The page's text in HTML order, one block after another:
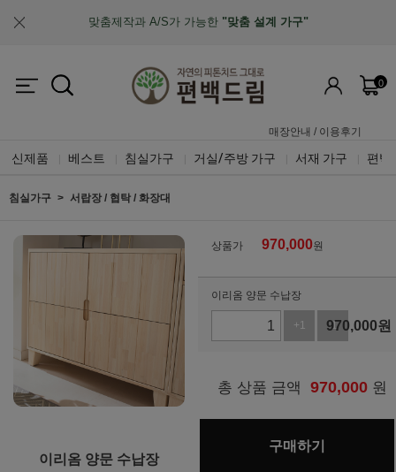
업계최초, 업계유일 체계적인 품질 검증 시스템
0
매장안내 / 이용후기
신제품 베스트 침실가구 거실/주방 가구 서재 가구 편백
침실가구 서랍장 / 협탁 / 화장대
이리옴 양문 수납장
상품가 970,000원
이리옴 양문 수납장
+1 -1
970,000원
총 상품 금액 970,000 원
구매하기